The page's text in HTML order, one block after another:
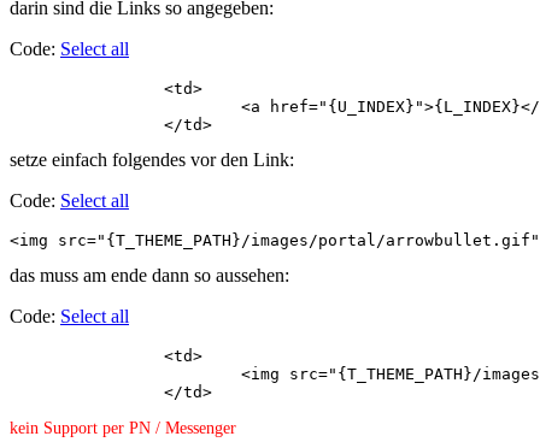
darin sind die Links so angegeben:
Code: Select all
		</td>
setze einfach folgendes vor den Link:
Code: Select all
<img src="{T_THEME_PATH}/images/portal/
das muss am ende dann so aussehen:
Code: Select all
		</td>
kein Support per PN / Messenger